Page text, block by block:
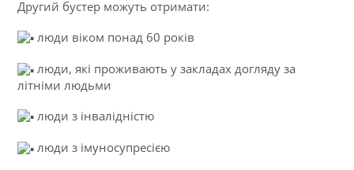
Другий бустер можуть отримати:
люди віком понад 60 років
люди, які проживають у закладах догляду за
літніми людьми
люди з інвалідністю
люди з імуносупресією